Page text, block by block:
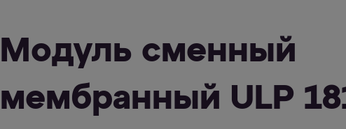
Модуль сменный
мембранный ULP